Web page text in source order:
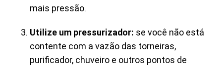
mais pressão.
Utilize um pressurizador: se você não está
contente com a vazão das torneiras,
purificador, chuveiro e outros pontos de